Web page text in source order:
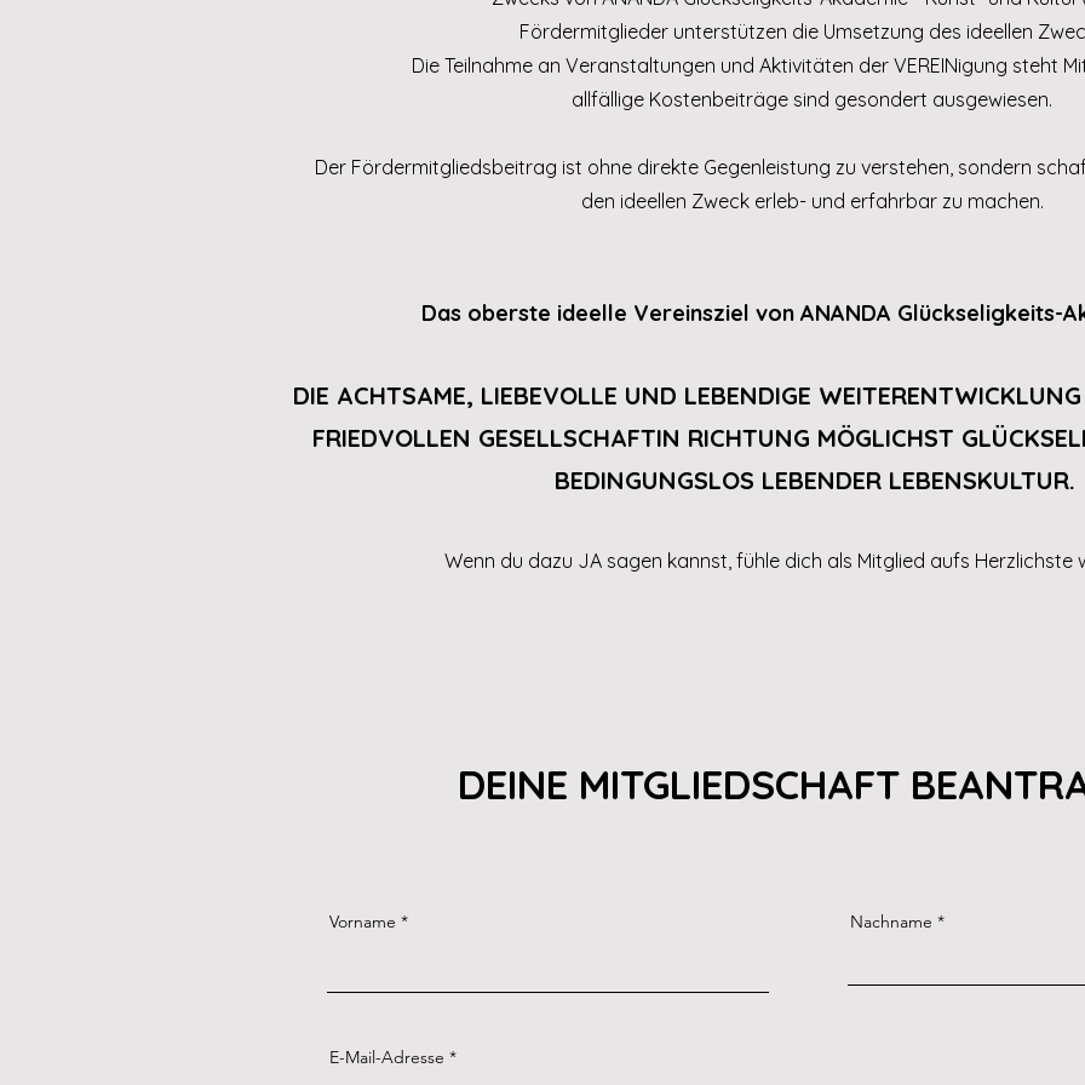
Fördermitglieder unterstützen die Umsetzung des ideellen
Die Teilnahme an Veranstaltungen und Aktivitäten der VEREINigung steht
allfällige Kostenbeiträge sind gesondert ausgewiesen.
Der Fördermitgliedsbeitrag ist ohne direkte Gegenleistung zu verstehen, sondern
den ideellen Zweck erleb- und erfahrbar zu machen.
Das oberste ideelle Vereinsziel von ANANDA Glückseligkeits-
DIE ACHTSAME, LIEBEVOLLE UND LEBENDIGE
FRIEDVOLLEN GESELLSCHAFTIN RICHTUNG MÖGLICHST
BEDINGUNGSLOS LEBENDER LEBENSKULTUR.
Wenn du dazu JA sagen kannst, fühle dich als Mitglied aufs Herzlichste
DEINE MITGLIEDSCHAFT
Vorname Nachname
E-Mail-Adresse